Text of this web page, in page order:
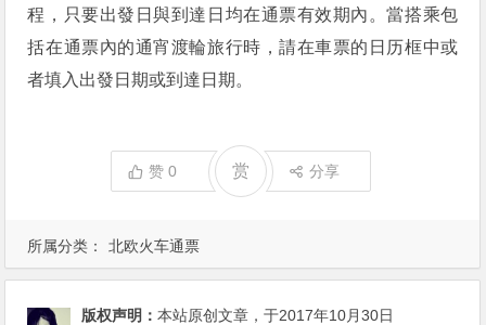
所属分类： 北欧火车通票
程，只要出發日與到達日均在通票有效期內。當搭乘包
括在通票內的通宵渡輪旅行時，請在車票的日历框中或
者填入出發日期或到達日期。
赞0 赏 分享
版权声明：本站原创文章，于2017年10月30日